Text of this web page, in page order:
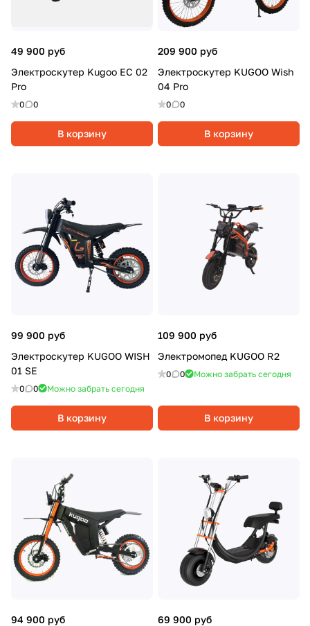
49 900 руб
Электроскутер Kugoo EC 02
Pro
0 0
В корзину
209 900 руб
Электроскутер KUGOO Wish
04 Pro
0 0
В корзину
99 900 руб
Электроскутер KUGOO WISH
01 SE
0 0 Можно забрать сегодня
В корзину
109 900 руб
Электромопед KUGOO R2
0 0 Можно забрать сегодня
В корзину
94 900 руб
69 900 руб